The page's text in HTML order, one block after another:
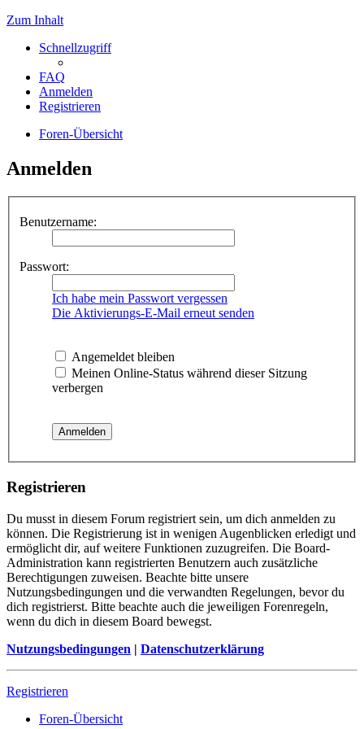
Zum Inhalt
Schnellzugriff
FAQ
Anmelden
Registrieren
Foren-Übersicht
Anmelden
Benutzername:
Passwort:
Ich habe mein Passwort vergessen
Die Aktivierungs-E-Mail erneut senden
Angemeldet bleiben
Meinen Online-Status während dieser Sitzung
verbergen
Registrieren
Du musst in diesem Forum registriert sein, um dich anmelden zu
können. Die Registrierung ist in wenigen Augenblicken erledigt und
ermöglicht dir, auf weitere Funktionen zuzugreifen. Die Board-
Administration kann registrierten Benutzern auch zusätzliche
Berechtigungen zuweisen. Beachte bitte unsere
Nutzungsbedingungen und die verwandten Regelungen, bevor du
dich registrierst. Bitte beachte auch die jeweiligen Forenregeln,
wenn du dich in diesem Board bewegst.
Nutzungsbedingungen | Datenschutzerklärung
Registrieren
Foren-Übersicht